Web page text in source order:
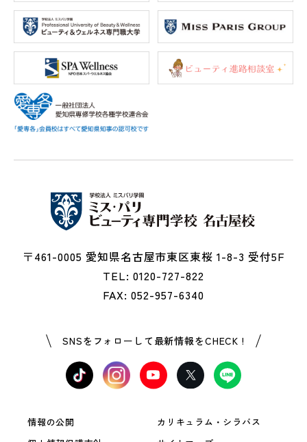
〒461-0005 愛知県名古屋市東区東桜 1-8-3 受付5F
TEL: 0120-727-822
FAX: 052-957-6340
SNSをフォローして最新情報をCHECK !
情報の公開
カリキュラム・シラバス